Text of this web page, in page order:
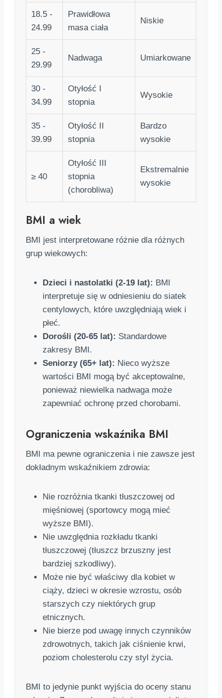
18.5 -
24.99
Prawidłowa
masa ciała
Niskie
25 -
29.99
Nadwaga Umiarkowane
30 -
34.99
Otyłość I
stopnia
Wysokie
35 -
39.99
Otyłość II
stopnia
Bardzo
wysokie
≥ 40
Otyłość III
stopnia
(chorobliwa)
Ekstremalnie
wysokie
BMI a wiek
BMI jest interpretowane różnie dla różnych
grup wiekowych:
Dzieci i nastolatki (2-19 lat): BMI
interpretuje się w odniesieniu do siatek
centylowych, które uwzględniają wiek i
płeć.
Dorośli (20-65 lat): Standardowe
zakresy BMI.
Seniorzy (65+ lat): Nieco wyższe
wartości BMI mogą być akceptowalne,
ponieważ niewielka nadwaga może
zapewniać ochronę przed chorobami.
Ograniczenia wskaźnika BMI
BMI ma pewne ograniczenia i nie zawsze jest
dokładnym wskaźnikiem zdrowia:
Nie rozróżnia tkanki tłuszczowej od
mięśniowej (sportowcy mogą mieć
wyższe BMI).
Nie uwzględnia rozkładu tkanki
tłuszczowej (tłuszcz brzuszny jest
bardziej szkodliwy).
Może nie być właściwy dla kobiet w
ciąży, dzieci w okresie wzrostu, osób
starszych czy niektórych grup
etnicznych.
Nie bierze pod uwagę innych czynników
zdrowotnych, takich jak ciśnienie krwi,
poziom cholesterolu czy styl życia.
BMI to jedynie punkt wyjścia do oceny stanu